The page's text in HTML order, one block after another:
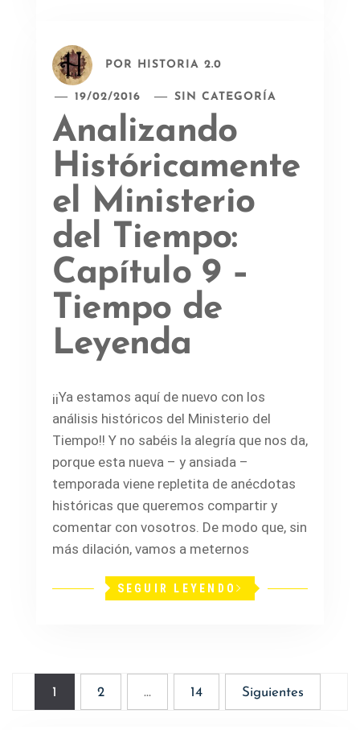
POR HISTORIA 2.0
19/02/2016 SIN CATEGORÍA
Analizando
Históricamente
el Ministerio
del Tiempo:
Capítulo 9 –
Tiempo de
Leyenda
¡¡Ya estamos aquí de nuevo con los
análisis históricos del Ministerio del
Tiempo!! Y no sabéis la alegría que nos da,
porque esta nueva – y ansiada –
temporada viene repletita de anécdotas
históricas que queremos compartir y
comentar con vosotros. De modo que, sin
más dilación, vamos a meternos
SEGUIR LEYENDO
Paginación
de
1 2 … 14 Siguientes